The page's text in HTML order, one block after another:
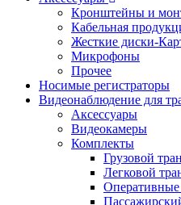
Кронштейны и
Кабельная
Жесткие диски-
Микрофоны
Прочее
Носимые регистраторы
Видеонаблюдение для
Аксессуары
Видеокамеры
Комплекты
Грузовой
Легковой